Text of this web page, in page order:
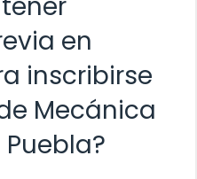
en
inscribirse
Mecánica